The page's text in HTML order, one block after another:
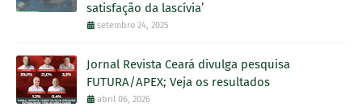
satisfação da lascívia’
setembro 24, 2025
Jornal Revista Ceará divulga pesquisa
FUTURA/APEX; Veja os resultados
abril 06, 2026